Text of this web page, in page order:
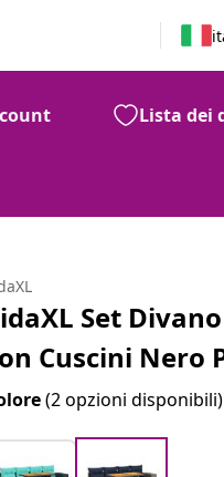
Lista dei
Set
Cuscini Nero
(2 opzioni disponibili)